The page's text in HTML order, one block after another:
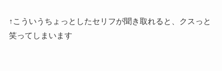
↑こういうちょっとしたセリフが聞き取れると、クスっと
笑ってしまいます